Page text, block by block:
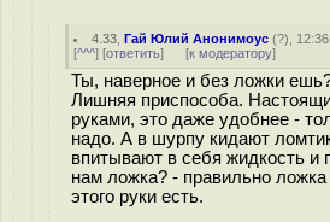
4.33 ,Гай Юлий Анонимоус (?),
[^^^] [ответить] [к модератору]
Ты, наверное и без ложки
Лишняя приспособа.
руками, это даже удобнее -
надо. А в шурпу кидают
впитывают в себя жидкость и
нам ложка? - правильно
этого руки есть.